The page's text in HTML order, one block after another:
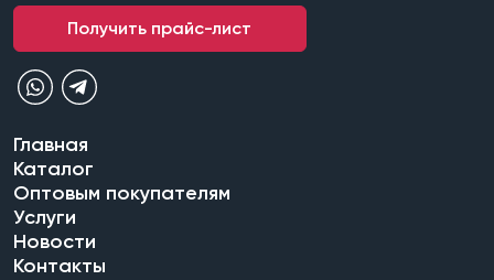
Получить прайс-лист
Главная
Каталог
Оптовым покупателям
Услуги
Новости
Контакты